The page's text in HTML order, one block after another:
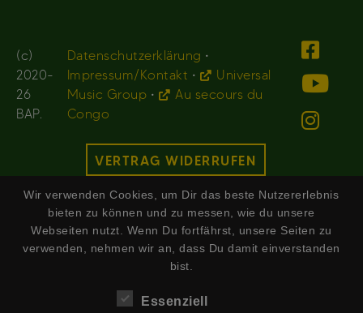
(c)
2020-
26
BAP.
Datenschutzerklärung •
Impressum/Kontakt •
Universal
Music Group •
Au secours du
Congo
VERTRAG WIDERRUFEN
Wir verwenden Cookies, um Dir das beste Nutzererlebnis
bieten zu können und zu messen, wie du unsere
Webseiten nutzt. Wenn Du fortfährst, unsere Seiten zu
verwenden, nehmen wir an, dass Du damit einverstanden
bist.
Essenziell